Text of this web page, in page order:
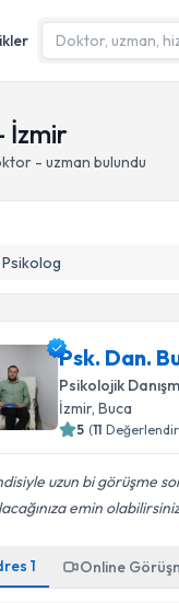
İzmir
- uzman bulundu
Psk. Dan.
Psikolojik
İzmir, Buca
5 (11
uzun bi görüşme
emin
1 Online